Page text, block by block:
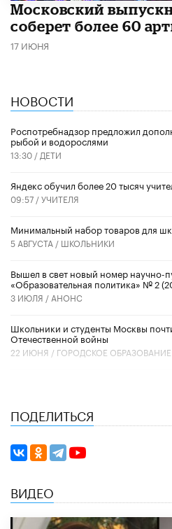
Московский
соберет более 60
17 ИЮНЯ
НОВОСТИ
Роспотребнадзор предложил
рыбой и водорослями
13:30 / ДЕТИ
​Яндекс обучил более 20 тысяч
09:57 /УЧИТЕЛЯ
Минимальный набор товаров для
5 АВГУСТА / ШКОЛЬНИКИ
Вышел в свет новый номер научно-
«Образовательная политика» № 2
3 ИЮЛЯ / АНОНС
Школьники и студенты Москвы
Отечественной войны
22 ИЮНЯ / ГОРОДСКОЕ ОБРАЗОВАНИЕ
ПОДЕЛИТЬСЯ
ВИДЕО